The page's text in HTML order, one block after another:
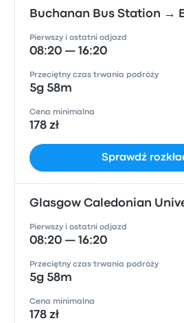
Buchanan Bus Station →
Pierwszy i ostatni odjazd
08:20 — 16:20
Przeciętny czas trwania podróży
5g 58m
Cena minimalna
178 zł
Sprawdź
Glasgow Caledonian
Pierwszy i ostatni odjazd
08:20 — 16:20
Przeciętny czas trwania podróży
5g 58m
Cena minimalna
178 zł